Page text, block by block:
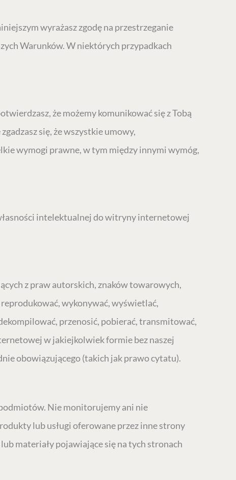
wyrażasz zgodę na przestrzeganie
Warunków. W niektórych przypadkach
że możemy komunikować się z Tobą
się, że wszystkie umowy,
wymogi prawne, w tym między innymi wymóg,
intelektualnej do witryny internetowej
z praw autorskich, znaków towarowych,
wykonywać, wyświetlać,
przenosić, pobierać, transmitować,
w jakiejkolwiek formie bez naszej
obowiązującego (takich jak prawo cytatu).
Nie monitorujemy ani nie
lub usługi oferowane przez inne strony
materiały pojawiające się na tych stronach